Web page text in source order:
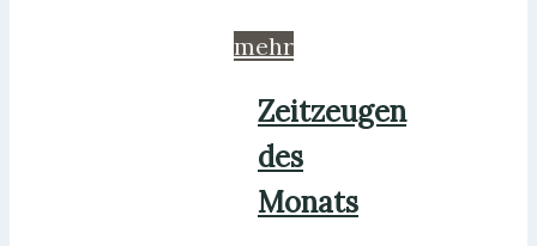
mehr
Zeitzeugen
des
Monats